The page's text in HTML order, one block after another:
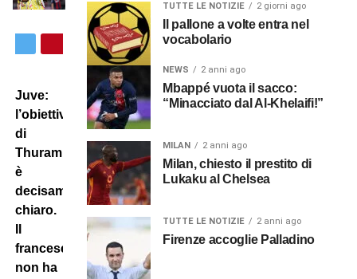
Juve:
l’obiettivo
di
Thuram
è
decisamente
chiaro.
francese
non ha
TUTTE LE NOTIZIE 2 giorni ago
Il pallone a volte entra nel
vocabolario
NEWS 2 anni ago
Mbappé vuota il sacco:
“Minacciato dal Al-Khelaifi!”
MILAN 2 anni ago
Milan, chiesto il prestito di
Lukaku al Chelsea
TUTTE LE NOTIZIE 2 anni ago
Firenze accoglie Palladino